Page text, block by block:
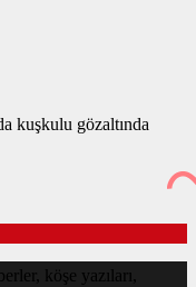
kuşkulu gözaltında
köşe yazıları,